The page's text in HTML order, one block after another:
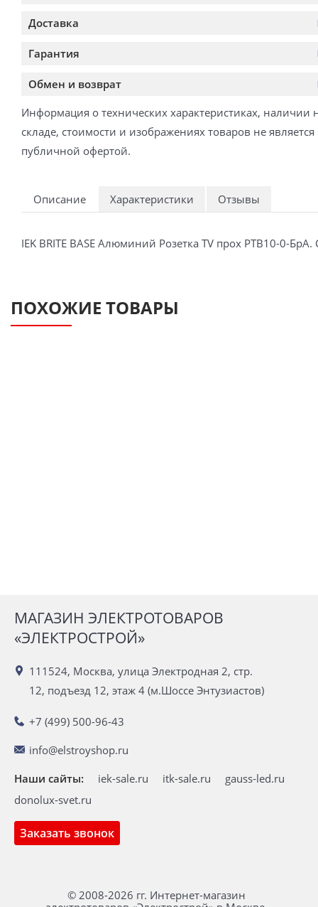
Доставка
Гарантия
Обмен и возврат
Информация о технических характеристиках, наличии
складе, стоимости и изображениях товаров не является
публичной офертой.
Описание Характеристики Отзывы
IEK BRITE BASE Алюминий Розетка TV прох РТВ10-0-
ПОХОЖИЕ ТОВАРЫ
МАГАЗИН ЭЛЕКТРОТОВАРОВ
«ЭЛЕКТРОСТРОЙ»
111524, Москва, улица Электродная 2, стр.
12, подъезд 12, этаж 4 (м.Шоссе Энтузиастов)
+7 (499) 500-96-43
info@elstroyshop.ru
Заказать звонок
Наши сайты: iek-sale.ru itk-sale.ru
gauss-led.ru
donolux-svet.ru
© 2008-2026 гг. Интернет-магазин